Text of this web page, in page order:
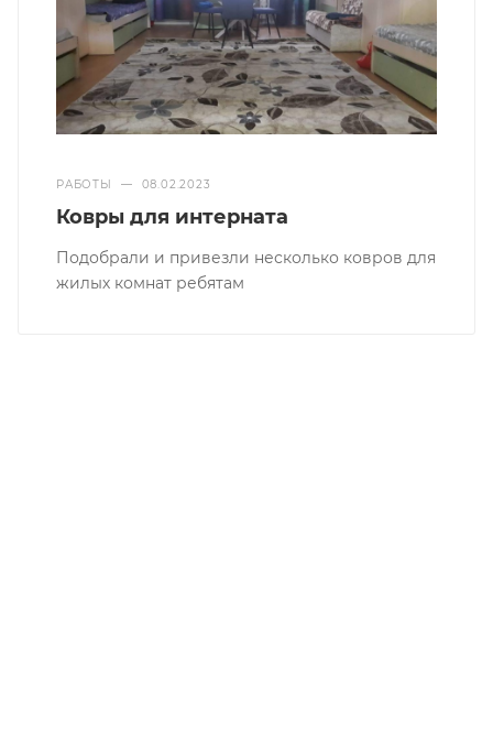
РАБОТЫ — 08.02.2023
Ковры для интерната
Подобрали и привезли несколько ковров для
жилых комнат ребятам